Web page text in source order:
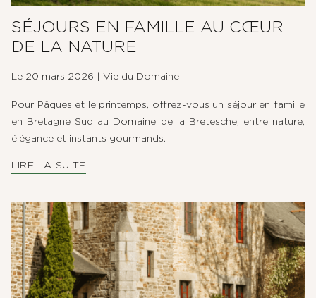
CHAMBRES, SUITES & VILLAS
RESTAURANT & BAR
SPA & BIEN-ÊTRE
GOLF EN BRETAGNE
SÉJOURS EN FAMILLE AU CŒUR
DE LA NATURE
Le 20 mars 2026 Vie du Domaine
Pour Pâques et le printemps, offrez-vous un séjour en famille
en Bretagne Sud au Domaine de la Bretesche, entre nature,
élégance et instants gourmands.
LIRE LA SUITE